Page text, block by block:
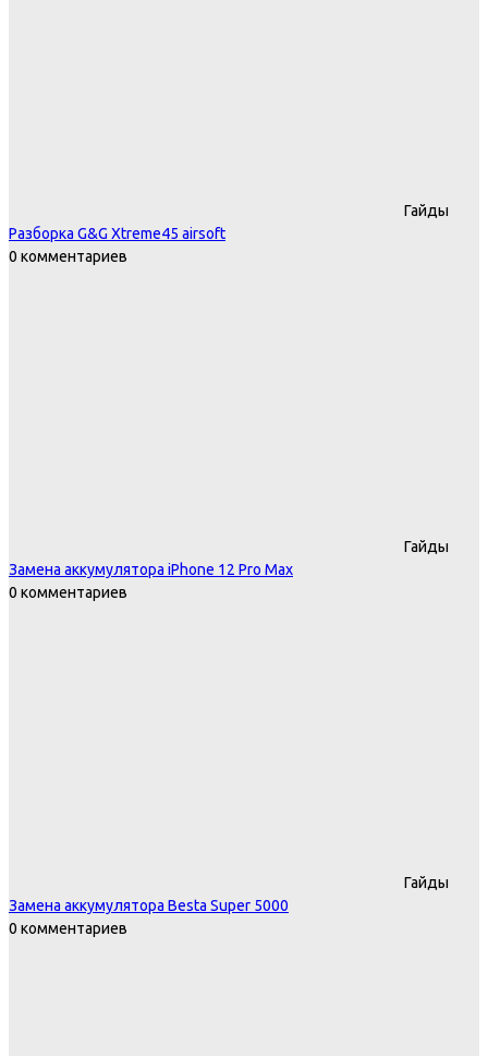
Гайды
Разборка G&G Xtreme45 airsoft
0 комментариев
Гайды
Замена аккумулятора iPhone 12 Pro Max
0 комментариев
Гайды
Замена аккумулятора Besta Super 5000
0 комментариев